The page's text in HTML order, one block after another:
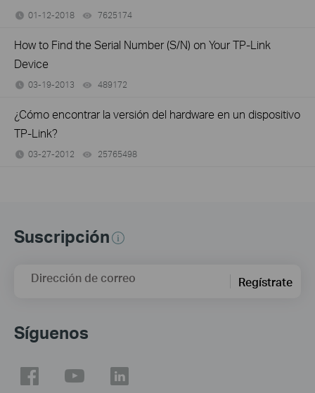
01-12-2018 7625174
How to Find the Serial Number (S/N) on Your TP-Link
Device
03-19-2013 489172
¿Cómo encontrar la versión del hardware en un dispositivo
TP-Link?
03-27-2012 25765498
Suscripción
Dirección de correo Regístrate
Síguenos